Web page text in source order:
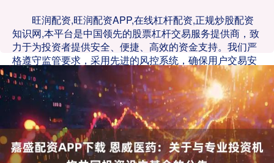
旺润配资,旺润配资APP,在线杠杆配资,正规炒股配资
知识网,本平台是中国领先的股票杠杆交易服务提供商，致
力于为投资者提供安全、便捷、高效的资金支持。我们严
格遵守监管要求，采用先进的风控系统，确保用户交易安
全。平台提供灵活的杠杆比例选择，帮助投资者在多变的
市场中实现收益最大化。同时，我们拥有专业的客服团
队，为用户提供实时咨询与支持。无论您是新手还是资深
投资者，均可通过本平台轻松开启杠杆交易之旅，助力财
富增值。